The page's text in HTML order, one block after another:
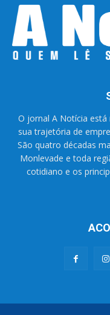
O jornal A Notícia
sua trajetória de
São quatro décadas
Monlevade e toda
cotidiano e os